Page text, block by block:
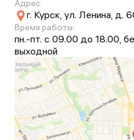
Адрес:
г. Курск, ул. Ленина, д.
Время работы:
пн.-пт. с 09.00 до 18.00,
выходной